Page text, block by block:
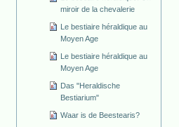
miroir de la chevalerie
Le bestiaire héraldique au
Moyen Age
Le bestiaire héraldique au
Moyen Age
Das "Heraldische
Bestiarium"
Waar is de Beestearis?